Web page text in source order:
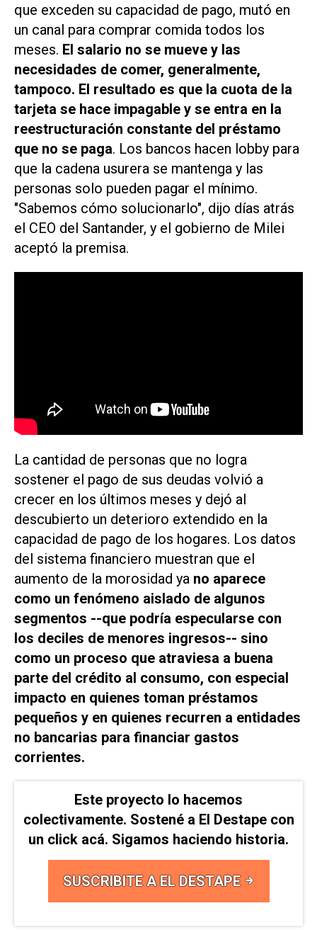
que exceden su capacidad de pago, mutó en
un canal para comprar comida todos los
meses. El salario no se mueve y las
necesidades de comer, generalmente,
tampoco. El resultado es que la cuota de la
tarjeta se hace impagable y se entra en la
reestructuración constante del préstamo
que no se paga. Los bancos hacen lobby para
que la cadena usurera se mantenga y las
personas solo pueden pagar el mínimo.
"Sabemos cómo solucionarlo", dijo días atrás
el CEO del Santander, y el gobierno de Milei
aceptó la premisa.
La cantidad de personas que no logra
sostener el pago de sus deudas volvió a
crecer en los últimos meses y dejó al
descubierto un deterioro extendido en la
capacidad de pago de los hogares. Los datos
del sistema financiero muestran que el
aumento de la morosidad ya no aparece
como un fenómeno aislado de algunos
segmentos --que podría especularse con
los deciles de menores ingresos-- sino
como un proceso que atraviesa a buena
parte del crédito al consumo, con especial
impacto en quienes toman préstamos
pequeños y en quienes recurren a entidades
no bancarias para financiar gastos
corrientes.
Este proyecto lo hacemos
colectivamente. Sostené a El Destape con
un click acá. Sigamos haciendo historia.
SUSCRIBITE A EL DESTAPE